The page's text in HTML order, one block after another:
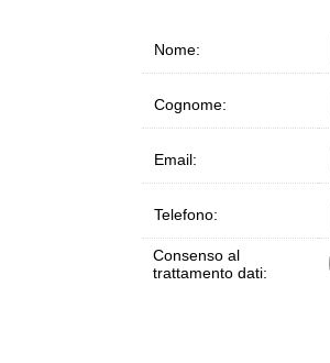
Nome:
Cognome:
Email:
Telefono:
Consenso al
trattamento dati: